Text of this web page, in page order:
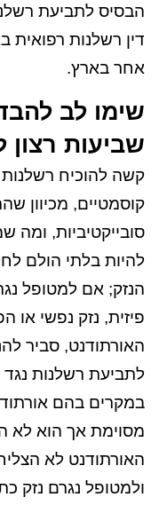
הבסיס לתביעת
דין רשלנות רפואית
אחר בארץ.
שימו לב
שביעות רצון
קשה להוכיח רשלנות
קוסמטיים, מכיוון
סובייקטיביות, ומה
להיות בלתי הולם
הנזק; אם למטופל
פיזית, נזק נפשי או
האורתודנט, סביר
לתביעת רשלנות נגד
במקרים בהם
מסוימת אך הוא לא
האורתודנט לא
ולמטופל נגרם נזק